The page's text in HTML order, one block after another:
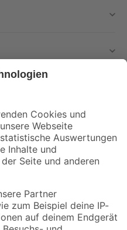
Aktionen mehr verpassen!